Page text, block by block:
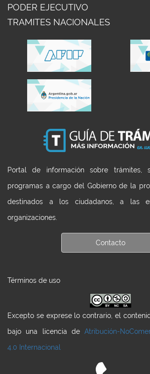
PODER EJECUTIVO
TRAMITES NACIONALES
Portal de información sobre trámites,
programas a cargo del Gobierno de la
destinados a los ciudadanos, a las
organizaciones.
Contacto
Términos de uso
Excepto se exprese lo contrario, el
bajo una licencia de Atribución-
4.0 Internacional